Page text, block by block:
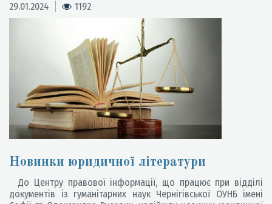
29.01.2024 1192
Новинки юридичної літератури
До Центру правової інформації, що працює при відділі
документів із гуманітарних наук Чернігівської ОУНБ імені